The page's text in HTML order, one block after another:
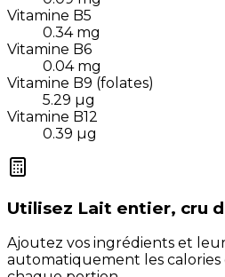
Vitamine B5
0.34 mg
Vitamine B6
0.04 mg
Vitamine B9 (folates)
5.29 µg
Vitamine B12
0.39 µg
Utilisez Lait entier, cru
Ajoutez vos ingrédients et
automatiquement les